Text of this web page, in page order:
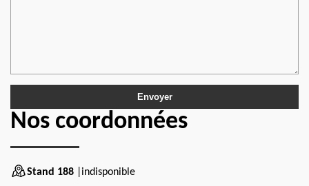
Nos coordonnées
Stand 188 |indisponible